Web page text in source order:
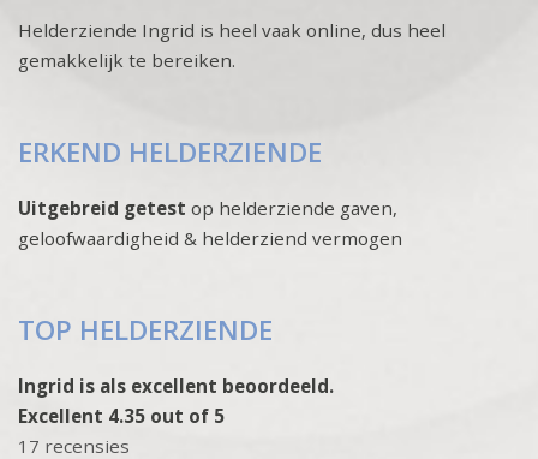
Helderziende Ingrid is heel vaak online, dus heel
gemakkelijk te bereiken.
ERKEND HELDERZIENDE
Uitgebreid getest op helderziende gaven,
geloofwaardigheid & helderziend vermogen
TOP HELDERZIENDE
Ingrid is als excellent beoordeeld.
Excellent 4.35 out of 5
17 recensies